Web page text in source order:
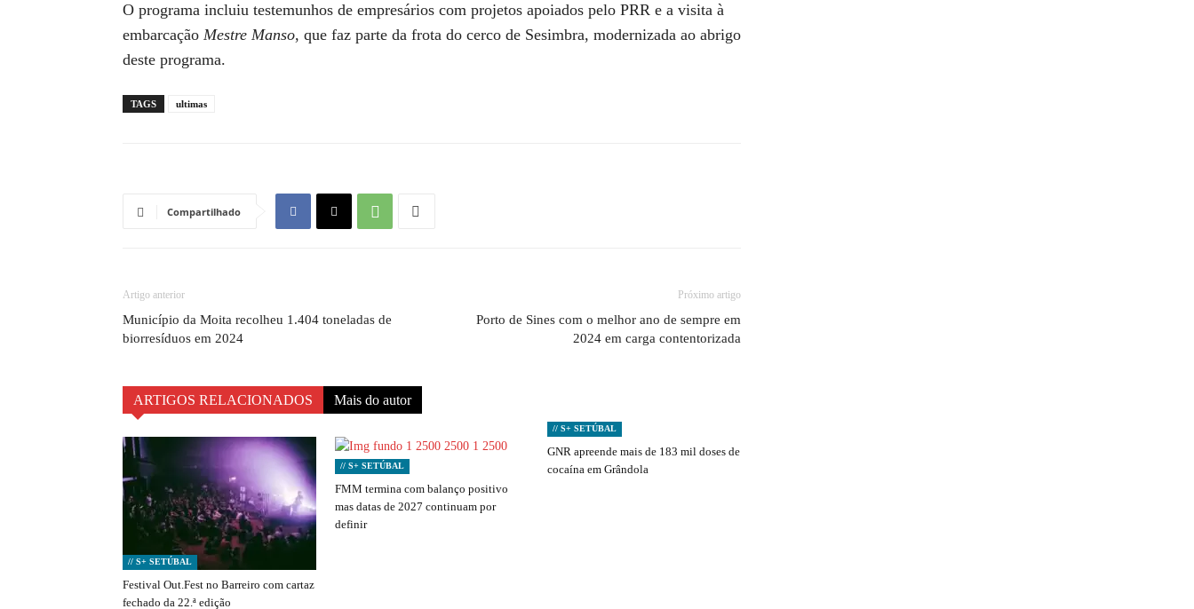
O programa incluiu testemunhos de empresários com projetos apoiados pelo PRR e a visita à
embarcação Mestre Manso, que faz parte da frota do cerco de Sesimbra, modernizada ao abrigo
deste programa.
TAGS ultimas
Compartilhado
Artigo anterior
Município da Moita recolheu 1.404 toneladas de
biorresíduos em 2024
Próximo artigo
Porto de Sines com o melhor ano de sempre em
2024 em carga contentorizada
ARTIGOS RELACIONADOS Mais do autor
// S+ SETÚBAL
Festival Out.Fest no Barreiro com cartaz
fechado da 22.ª edição
// S+ SETÚBAL
FMM termina com balanço positivo
mas datas de 2027 continuam por
definir
// S+ SETÚBAL
GNR apreende mais de 183 mil doses de
cocaína em Grândola